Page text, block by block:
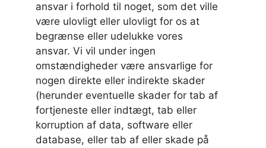
ansvar i forhold til noget, som det ville
være ulovligt eller ulovligt for os at
begrænse eller udelukke vores
ansvar. Vi vil under ingen
omstændigheder være ansvarlige for
nogen direkte eller indirekte skader
(herunder eventuelle skader for tab af
fortjeneste eller indtægt, tab eller
korruption af data, software eller
database, eller tab af eller skade på